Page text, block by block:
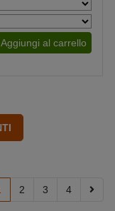
Aggiungi al carrello
2 3 4